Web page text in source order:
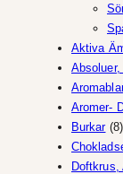
Aktiva
Aromer-
Burkar 88